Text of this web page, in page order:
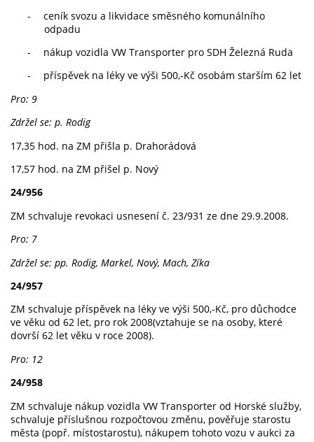
-
ceník svozu a likvidace směsného komunálního
odpadu
-
nákup vozidla VW Transporter pro SDH Železná Ruda
-
příspěvek na léky ve výši 500,-Kč osobám starším 62 let
Pro: 9
Zdržel se: p. Rodig
17,35 hod. na ZM přišla p. Drahorádová
17,57 hod. na ZM přišel p. Nový
24/956
ZM schvaluje revokaci usnesení č. 23/931 ze dne 29.9.2008.
Pro: 7
Zdržel se: pp. Rodig, Markel, Nový, Mach, Zíka
24/957
ZM schvaluje příspěvek na léky ve výši 500,-Kč, pro důchodce
ve věku od 62 let, pro rok 2008(vztahuje se na osoby, které
dovrší 62 let věku v roce 2008).
Pro: 12
24/958
ZM schvaluje nákup vozidla VW Transporter od Horské služby,
schvaluje příslušnou rozpočtovou změnu, pověřuje starostu
města (popř. místostarostu), nákupem tohoto vozu v aukci za